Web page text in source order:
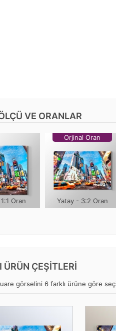
VE ORANLAR
Oran
Orjinal Oran
Yatay - 3:2 Oran
ÜRÜN ÇEŞİTLERİ
görselini 6 farklı ürüne göre